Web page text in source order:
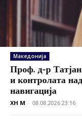
Македонија
Проф. д-р
и контролата
навигација
XH M - 08.08.2026 23:16